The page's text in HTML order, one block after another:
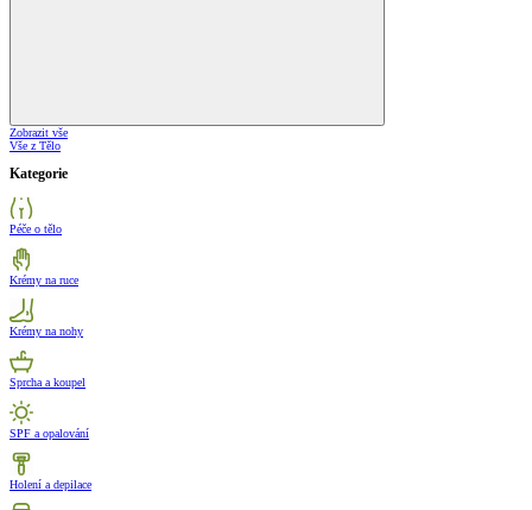
Zobrazit vše
Vše z Tělo
Kategorie
Péče o tělo
Krémy na ruce
Krémy na nohy
Sprcha a koupel
SPF a opalování
Holení a depilace